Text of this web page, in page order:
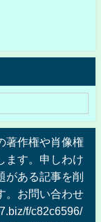
著作権や肖像権
ます。申しわけ
がある記事を削
。お問い合わせ
f/c82c6596/